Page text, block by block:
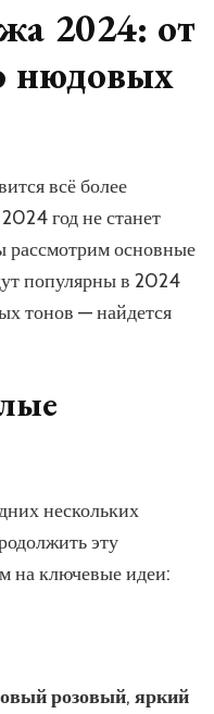
макияжа
2024:
ярких
2024: от
нюдовых
всё более
год не станет
рассмотрим основные
популярны в 2024
тонов — найдется
нескольких
эту
на ключевые идеи:
розовый, яркий